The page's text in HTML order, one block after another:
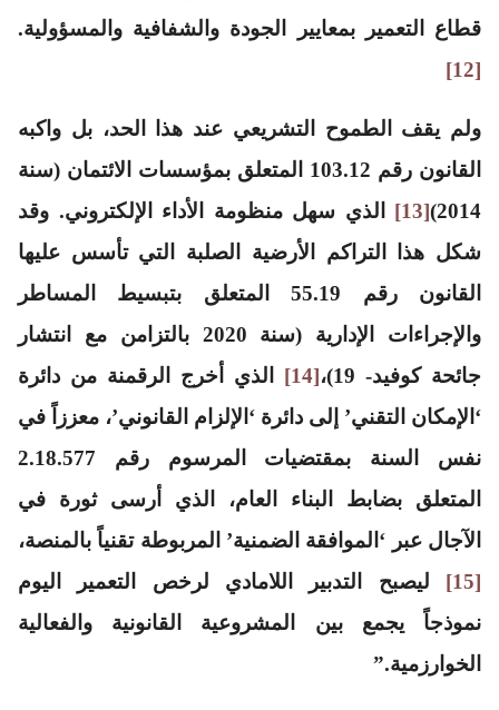
قطاع التعمير بمعايير الجودة والشفافية والمسؤولية.
[12]
ولم يقف الطموح التشريعي عند هذا الحد، بل واكبه
القانون رقم 103.12 المتعلق بمؤسسات الائتمان (سنة
2014)
[13]
الذي سهل منظومة الأداء الإلكتروني. وقد
شكل هذا التراكم الأرضية الصلبة التي تأسس عليها
القانون رقم 55.19 المتعلق بتبسيط المساطر
والإجراءات الإدارية (سنة 2020 بالتزامن مع انتشار
جائحة كوفيد- 19)،
[14]
الذي أخرج الرقمنة من دائرة
‘الإمكان التقني’ إلى دائرة ‘الإلزام القانوني’، معززاً في
نفس السنة بمقتضيات المرسوم رقم 2.18.577
المتعلق بضابط البناء العام، الذي أرسى ثورة في
الآجال عبر ‘الموافقة الضمنية’ المربوطة تقنياً بالمنصة،
[15]
ليصبح التدبير اللامادي لرخص التعمير اليوم
نموذجاً يجمع بين المشروعية القانونية والفعالية
الخوارزمية.”